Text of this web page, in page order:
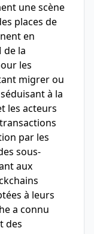
une scène
places de
en
de la
les
migrer ou
à la
les acteurs
par les
sous-
aux
à leurs
a connu
des